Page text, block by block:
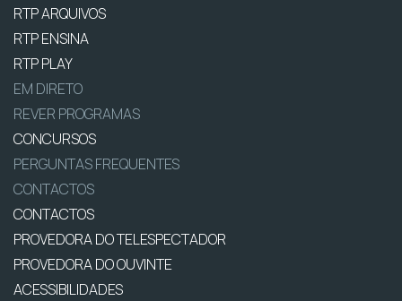
RTP ARQUIVOS
RTP ENSINA
RTP PLAY
EM DIRETO
REVER PROGRAMAS
CONCURSOS
PERGUNTAS FREQUENTES
CONTACTOS
CONTACTOS
PROVEDORA DO TELESPECTADOR
PROVEDORA DO OUVINTE
ACESSIBILIDADES